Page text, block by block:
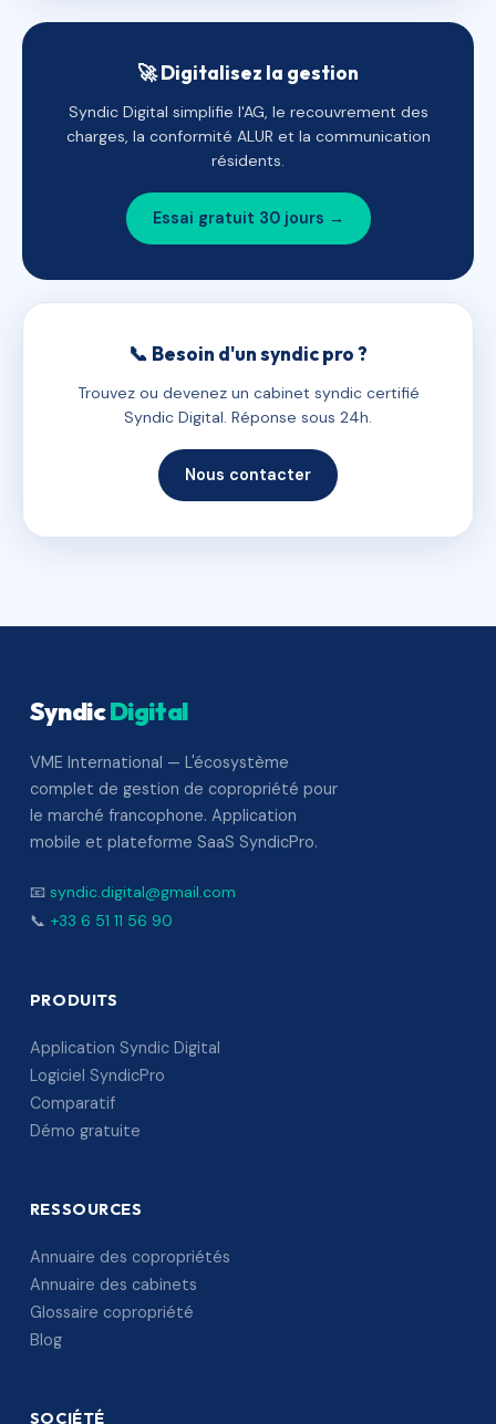
🚀 Digitalisez la gestion
Syndic Digital simplifie l'AG, le recouvrement des
charges, la conformité ALUR et la communication
résidents.
Essai gratuit 30 jours →
📞 Besoin d'un syndic pro ?
Trouvez ou devenez un cabinet syndic certifié
Syndic Digital. Réponse sous 24h.
Nous contacter
SyndicDigital
VME International — L'écosystème
complet de gestion de copropriété pour
le marché francophone. Application
mobile et plateforme SaaS SyndicPro.
📧 syndic.digital@gmail.com
📞 +33 6 51 11 56 90
PRODUITS
Application Syndic Digital
Logiciel SyndicPro
Comparatif
Démo gratuite
RESSOURCES
Annuaire des copropriétés
Annuaire des cabinets
Glossaire copropriété
Blog
SOCIÉTÉ